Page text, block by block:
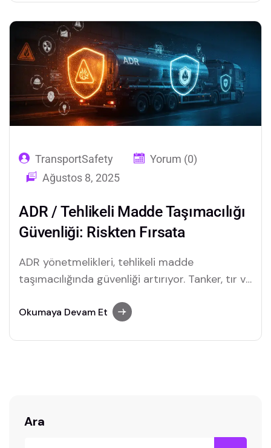
TransportSafety
Yorum (0)
Ağustos 8, 2025
ADR / Tehlikeli Madde Taşımacılığı
Güvenliği: Riskten Fırsata
ADR yönetmelikleri, tehlikeli madde
taşımacılığında güvenliği artırıyor. Tanker, tır ve
teknolojileri ve dijital dönüşüm kritik rol
Okumaya Devam Et
Ara